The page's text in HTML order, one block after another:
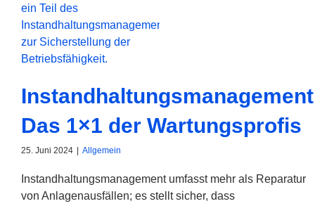
Das 1×1 der Wartungsprofis
25. Juni 2024 Allgemein
Instandhaltungsmanagement umfasst mehr als Reparatur
von Anlagenausfällen; es stellt sicher, dass